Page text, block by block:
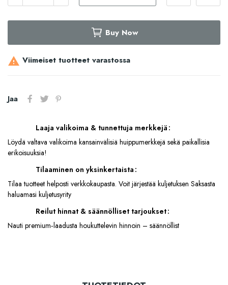
Buy Now
 Viimeiset tuotteet varastossa
Jaa
Laaja valikoima & tunnettuja merkkejä
Löydä valtava valikoima kansainvälisiä huippumerkkejä sekä paikallisia
erikoisuuksia!
Tilaaminen on yksinkertaista
Tilaa tuotteet helposti verkkokaupasta. Voit järjestää kuljetuksen Saksasta
haluamasi kuljetusyrity
Reilut hinnat & säännölliset tarjoukset
Nauti premium‑laadusta houkuttelevin hinnoin – säännöllist